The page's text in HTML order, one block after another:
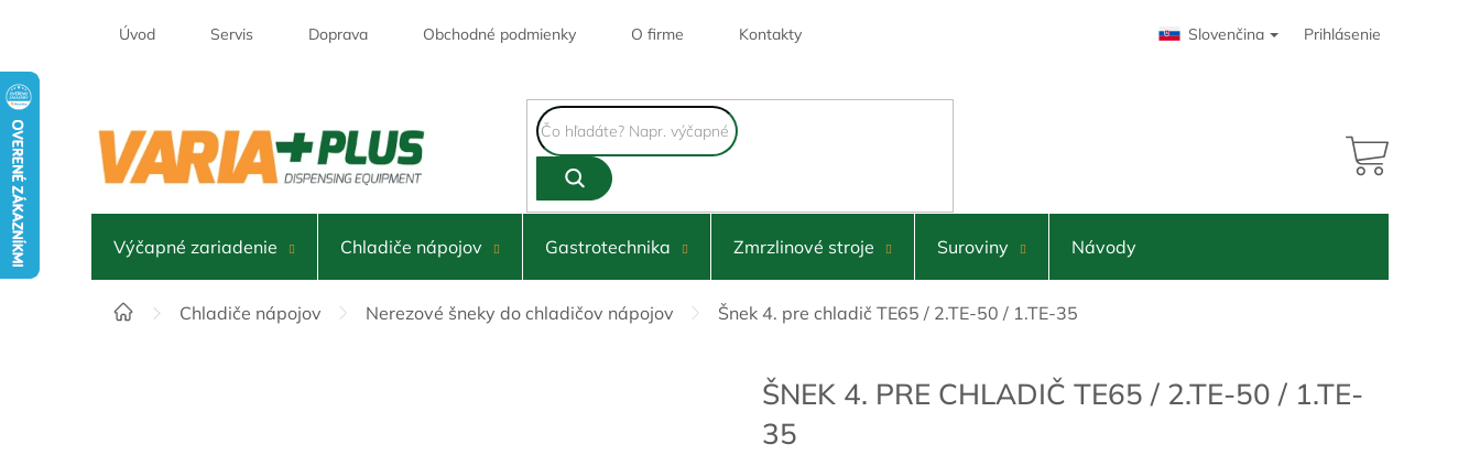
Úvod Servis Doprava Obchodné podmienky O firme Kontakty Slovenčina Prihlásenie
NÁKUPNÝ
Výčapné zariadenie Chladiče nápojov Gastrotechnika Zmrzlinové stroje Suroviny Návody
DomovChladiče nápojov Nerezové šneky do chladičov nápojov Šnek 4. pre chladič TE65 / 2.TE-50 / 1.TE-35
ŠNEK 4. PRE CHLADIČ TE65 / 2.TE-50 / 1.TE-
35